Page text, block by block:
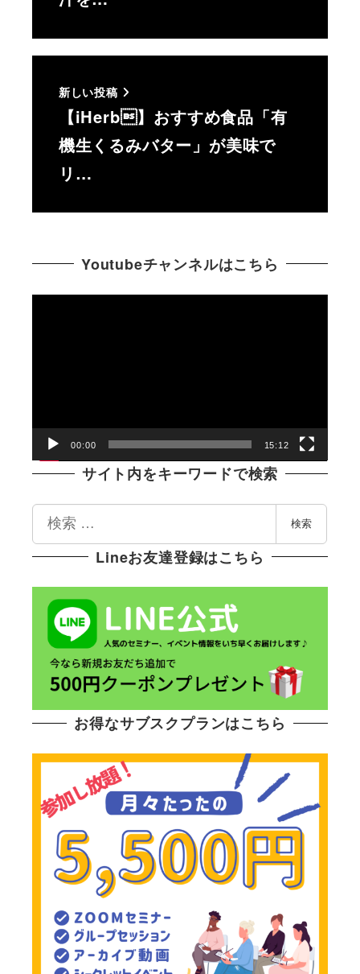
新しい投稿
【iHerb】おすすめ食品「有
機生くるみバター」が美味で
リ…
Youtubeチャンネルはこちら
00:00 15:12
サイト内をキーワードで検索
索
検索
Lineお友達登録はこちら
お得なサブスクプランはこちら